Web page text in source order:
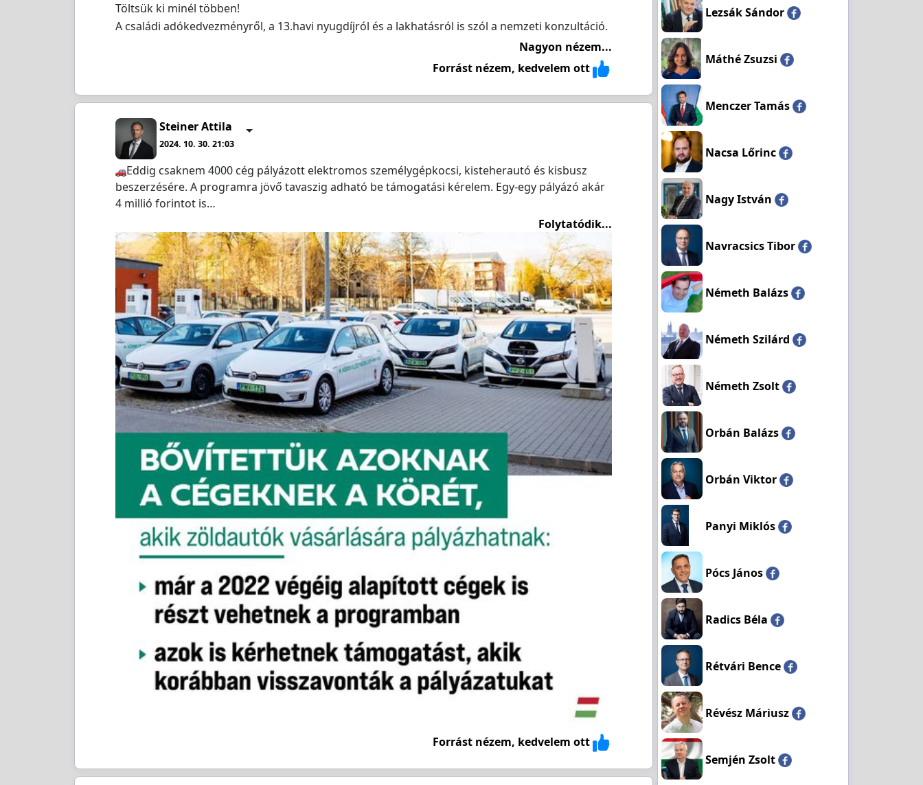
Töltsük ki minél többen!
A családi adókedvezményről, a 13.havi nyugdíjról és a lakhatásról is szól a nemzeti konzultáció.
Nagyon nézem...
Forrást nézem, kedvelem ott
Steiner Attila
2024. 10. 30. 21:03
Eddig csaknem 4000 cég pályázott elektromos személygépkocsi, kisteherautó és kisbusz
beszerzésére. A programra jövő tavaszig adható be támogatási kérelem. Egy-egy pályázó akár
4 millió forintot is…
Folytatódik...
Forrást nézem, kedvelem ott
Lezsák Sándor
Máthé Zsuzsi
Menczer Tamás
Nacsa Lőrinc
Nagy István
Navracsics Tibor
Németh Balázs
Németh Szilárd
Németh Zsolt
Orbán Balázs
Orbán Viktor
Panyi Miklós
Pócs János
Radics Béla
Rétvári Bence
Révész Máriusz
Semjén Zsolt